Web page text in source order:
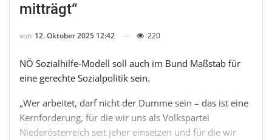
mitträgt“
von 12. Oktober 2025 12:42 220
NÖ Sozialhilfe-Modell soll auch im Bund Maßstab für
eine gerechte Sozialpolitik sein.
„Wer arbeitet, darf nicht der Dumme sein – das ist eine
Kernforderung, für die wir uns als Volkspartei
Niederösterreich seit jeher einsetzen und für die wir